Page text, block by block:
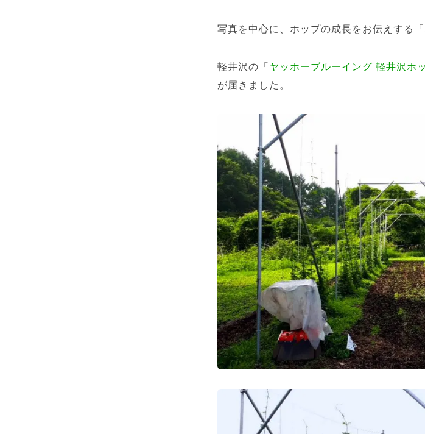
写真を中心に、ホップの成長をお伝えする
軽井沢の「ヤッホーブルーイング 軽井沢ホ
が届きました。